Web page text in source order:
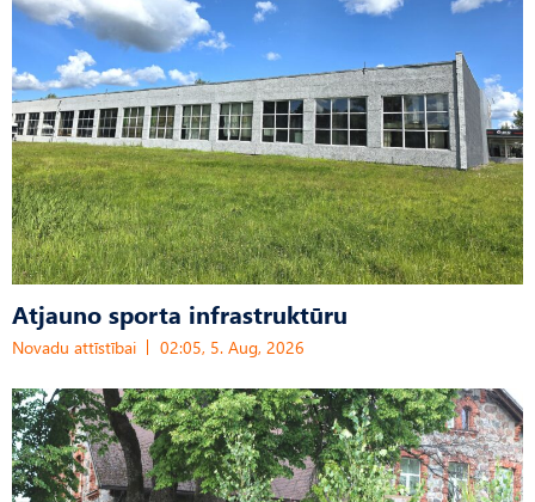
Atjauno sporta infrastruktūru
Novadu attīstībai 02:05, 5. Aug, 2026